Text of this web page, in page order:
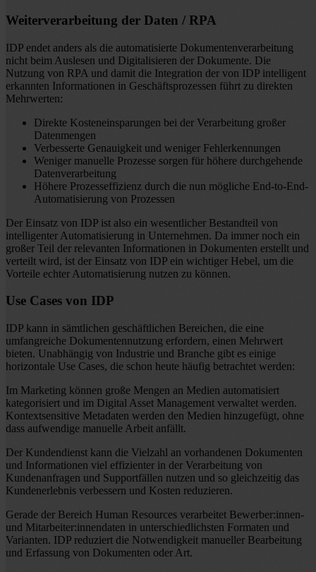
Weiterverarbeitung der Daten / RPA
IDP endet anders als die automatisierte Dokumentenverarbeitung
nicht beim Auslesen und Digitalisieren der Dokumente. Die
Nutzung von RPA und damit die Integration der von IDP intelligent
erkannten Informationen in Geschäftsprozessen führt zu direkten
Mehrwerten:
Direkte Kosteneinsparungen bei der Verarbeitung großer
Datenmengen
Verbesserte Genauigkeit und weniger Fehlerkennungen
Weniger manuelle Prozesse sorgen für höhere durchgehende
Datenverarbeitung
Höhere Prozesseffizienz durch die nun mögliche End-to-End-
Automatisierung von Prozessen
Der Einsatz von IDP ist also ein wesentlicher Bestandteil von
intelligenter Automatisierung in Unternehmen. Da immer noch ein
großer Teil der relevanten Informationen in Dokumenten erstellt und
verteilt wird, ist der Einsatz von IDP ein wichtiger Hebel, um die
Vorteile echter Automatisierung nutzen zu können.
Use Cases von IDP
IDP kann in sämtlichen geschäftlichen Bereichen, die eine
umfangreiche Dokumentennutzung erfordern, einen Mehrwert
bieten. Unabhängig von Industrie und Branche gibt es einige
horizontale Use Cases, die schon heute häufig betrachtet werden:
Im Marketing können große Mengen an Medien automatisiert
kategorisiert und im Digital Asset Management verwaltet werden.
Kontextsensitive Metadaten werden den Medien hinzugefügt, ohne
dass aufwendige manuelle Arbeit anfällt.
Der Kundendienst kann die Vielzahl an vorhandenen Dokumenten
und Informationen viel effizienter in der Verarbeitung von
Kundenanfragen und Supportfällen nutzen und so gleichzeitig das
Kundenerlebnis verbessern und Kosten reduzieren.
Gerade der Bereich Human Resources verarbeitet Bewerber:innen-
und Mitarbeiter:innendaten in unterschiedlichsten Formaten und
Varianten. IDP reduziert die Notwendigkeit manueller Bearbeitung
und Erfassung von Dokumenten oder Art.